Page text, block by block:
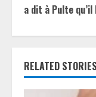
i
n
u
e
a dit à Pulte
RELATED STORIES